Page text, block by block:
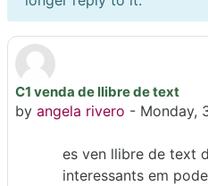
C1 venda de llibre de text
by angela rivero - Monday,
Number of replies: 0
es ven llibre de text
interessants em